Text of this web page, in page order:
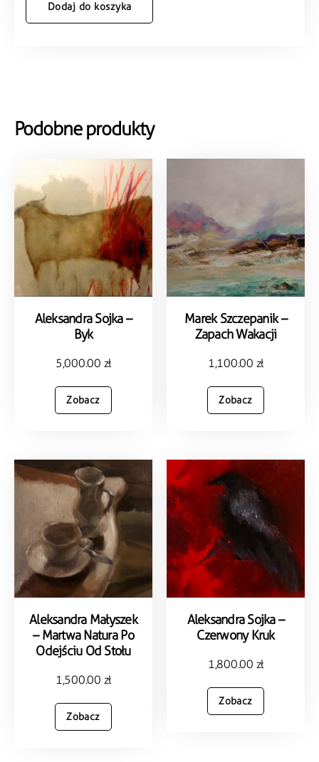
Dodaj do koszyka
Podobne produkty
Aleksandra Sojka –
Byk
5,000.00 zł
Zobacz
Marek Szczepanik –
Zapach Wakacji
1,100.00 zł
Zobacz
Aleksandra Małyszek
– Martwa Natura Po
Odejściu Od Stołu
1,500.00 zł
Zobacz
Aleksandra Sojka –
Czerwony Kruk
1,800.00 zł
Zobacz